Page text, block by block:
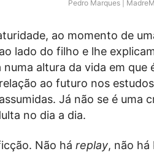
Pedro Marques |
ao momento de
lado do filho e lhe
numa altura da vida em
ao futuro nos
Já não se é uma
no dia a dia.
Não há replay, não